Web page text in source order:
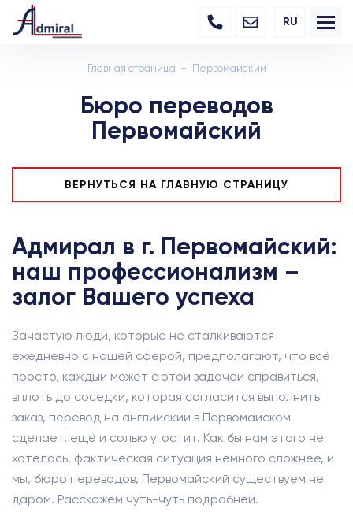
RU
Главная страница Первомайский
Бюро переводов
Первомайский
ВЕРНУТЬСЯ НА ГЛАВНУЮ СТРАНИЦУ
Адмирал в г. Первомайский:
наш профессионализм –
залог Вашего успеха
Зачастую люди, которые не сталкиваются
ежедневно с нашей сферой, предполагают, что всё
просто, каждый может с этой задачей справиться,
вплоть до соседки, которая согласится выполнить
заказ, перевод на английский в Первомайском
сделает, ещё и солью угостит. Как бы нам этого не
хотелось, фактическая ситуация немного сложнее, и
мы, бюро переводов, Первомайский существуем не
даром. Расскажем чуть-чуть подробней.